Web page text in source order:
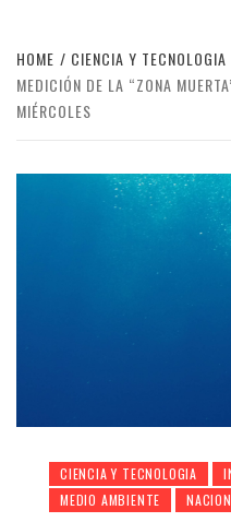
HOME CIENCIA Y TECNOLOGIA
MEDICIÓN DE LA “ZONA
MIÉRCOLES
CIENCIA Y TECNOLOGIA
MEDIO AMBIENTE